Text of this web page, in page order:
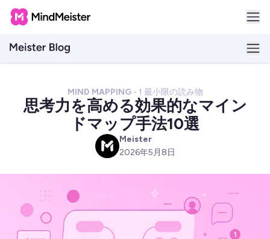
MIND MAPPING - 1 最小限の読み物
思考力を高める効果的なマイン
ドマップ手法10選
M
Meister
2026年5月8日